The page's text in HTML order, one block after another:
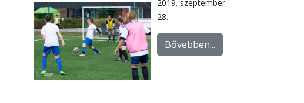
2019. szeptember
28.
Bővebben...